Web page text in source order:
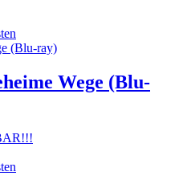
Wege (Blu-